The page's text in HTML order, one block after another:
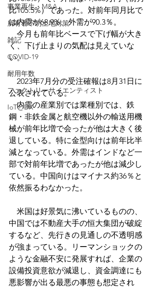
事業再生・M&A
所有者不明土地対策
雑記
COVID-19
耐用年数
ファクトリーサイエンティスト
IoTとDX
比105.5%）であった。対前年同月比で
は内需が68.9%、外需が90.3％。
今月も前年比ベースで下げ幅が大き
く、下げ止まりの気配は見えていな
い。
2023年7月分の受注確報は8月31日に
公表されている。
内需の産業別では業種別では、鉄
鋼・非鉄金属と航空機以外の輸送用機
械が前年比増で会ったが他は大きく後
退している。特に金型向けは前年比半
減となっている。 外需はインドなど一
部で対前年比増であったが他は減少し
ている。中国向けはマイナス約36％と
依然振るわなかった。
米国は好景気に沸いているものの、
中国では不動産大手の恒大集団が破綻
するなど、先行きの見通しの不透明感
が強まっている。リーマンショックの
ような金融不安に発展すれば、企業の
設備投資意欲が減退し、資金調達にも
悪影響が出る最悪の事態も想定され